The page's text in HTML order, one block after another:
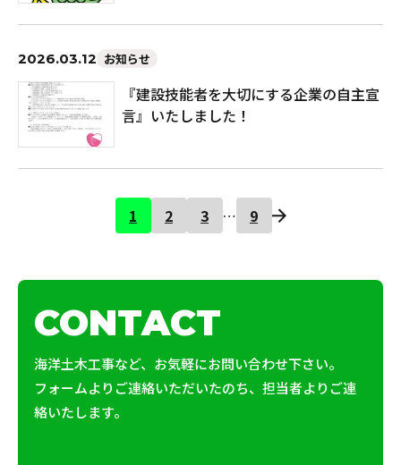
2026.03.12 お知らせ
『建設技能者を大切にする企業の自主宣
言』いたしました！
1 2 3 … 9
CONTACT
海洋土木工事など、お気軽にお問い合わせ下さい。
フォームよりご連絡いただいたのち、担当者よりご連
絡いたします。